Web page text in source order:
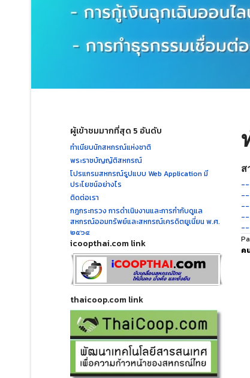
ผู้เข้าชมมากที่สุด 5 อันดับ
ทำเนียบนักสหกรณ์แห่งชาติ
พระราชบัญญัติสหกรณ์
โปรแกรมสหกรณ์รูปแบบ Web Application มี
ประโยชน์อย่างไร
ติดต่อเรา
กฎกระทรวง การดำเนินงานและการกำกับดูแล
สหกรณ์ออมทรัพย์และสหกรณ์เครดิตยูเนี่ยน พ.ศ.
๒๕๖๔
icoopthai.com link
thaicoop.com link
ส
ค